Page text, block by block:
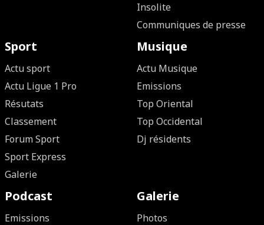
Insolite
Communiques de presse
Sport
Actu sport
Actu Ligue 1 Pro
Résutats
Classement
Forum Sport
Sport Express
Galerie
Musique
Actu Musique
Emissions
Top Oriental
Top Occidental
Dj résidents
Podcast
Emissions
Galerie
Photos